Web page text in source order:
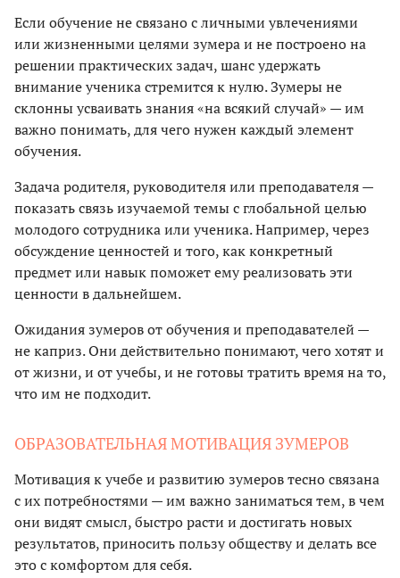
Если обучение не связано с личными увлечениями
или жизненными целями зумера и не построено на
решении практических задач, шанс удержать
внимание ученика стремится к нулю. Зумеры не
склонны усваивать знания «на всякий случай» — им
важно понимать, для чего нужен каждый элемент
обучения.
Задача родителя, руководителя или преподавателя —
показать связь изучаемой темы с глобальной целью
молодого сотрудника или ученика. Например, через
обсуждение ценностей и того, как конкретный
предмет или навык поможет ему реализовать эти
ценности в дальнейшем.
Ожидания зумеров от обучения и преподавателей —
не каприз. Они действительно понимают, чего хотят и
от жизни, и от учебы, и не готовы тратить время на то,
что им не подходит.
ОБРАЗОВАТЕЛЬНАЯ МОТИВАЦИЯ ЗУМЕРОВ
Мотивация к учебе и развитию зумеров тесно связана
с их потребностями — им важно заниматься тем, в чем
они видят смысл, быстро расти и достигать новых
результатов, приносить пользу обществу и делать все
это с комфортом для себя.